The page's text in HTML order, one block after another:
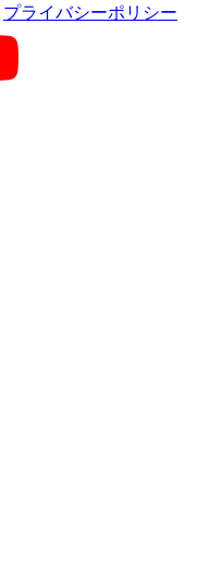
プライバシーポリシー